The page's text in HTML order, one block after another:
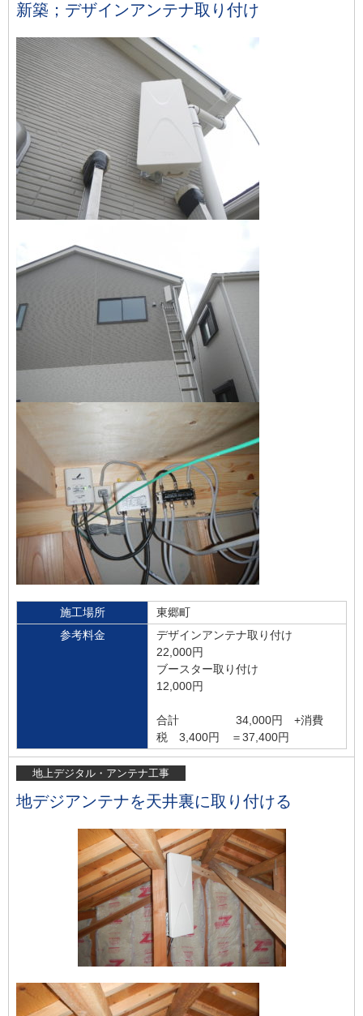
新築；デザインアンテナ取り付け
施工場所
東郷町
参考料金
デザインアンテナ取り付け
22,000円
ブースター取り付け
12,000円
合計 34,000円 +消費
税 3,400円 ＝37,400円
地上デジタル・アンテナ工事
地デジアンテナを天井裏に取り付ける